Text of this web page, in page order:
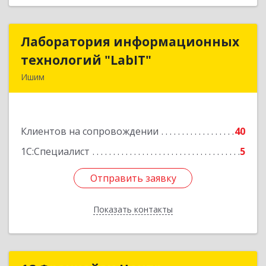
Лаборатория информационных
технологий "LabIT"
Ишим
Клиентов на сопровождении
40
1С:Специалист
5
Отправить заявку
Показать контакты
Лаборатория информационных
технологий "LabIT"
Подробнее
Отправить заявку
Назад